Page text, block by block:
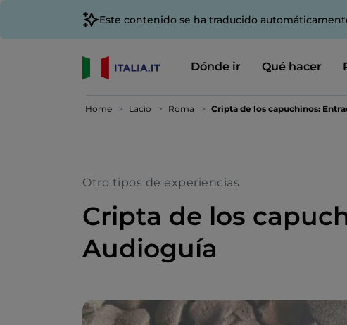
Este contenido se ha traducido
Dónde ir Qué hacer
Home Lacio Roma Cripta de los capuchinos:
Otro tipos de experiencias
Cripta de los
Audioguía